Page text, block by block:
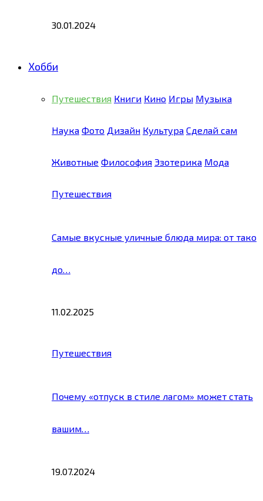
30.01.2024
Хобби
Путешествия Книги Кино Игры Музыка
Наука Фото Дизайн Культура Сделай сам
Животные Философия Эзотерика Мода
Путешествия
Самые вкусные уличные блюда мира: от тако
до…
11.02.2025
Путешествия
Почему «отпуск в стиле лагом» может стать
вашим…
19.07.2024